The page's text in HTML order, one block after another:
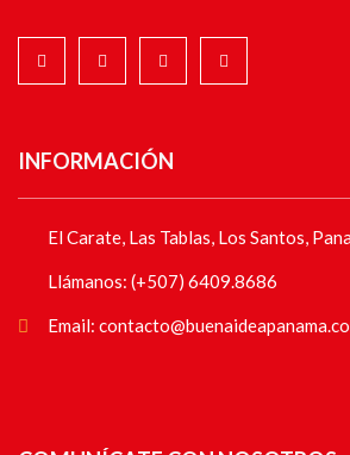
INFORMACIÓN
El Carate, Las Tablas, Los Santos,
Llámanos: (+507) 6409.8686
Email: